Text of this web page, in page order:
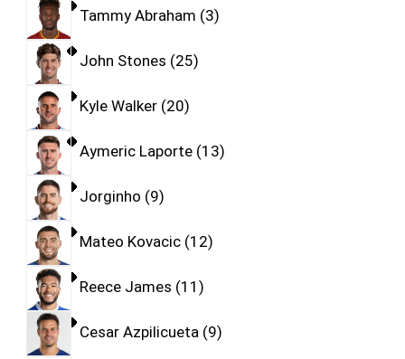
Tammy Abraham 3
John Stones 25
Kyle Walker 20
Aymeric Laporte 13
Jorginho 9
Mateo Kovacic 12
Reece James 11
Cesar Azpilicueta 9